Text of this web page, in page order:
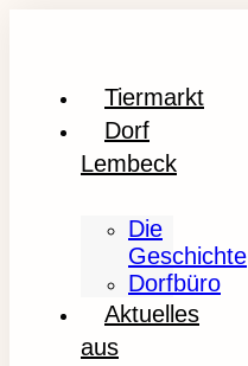
Tiermarkt
Dorf
Lembeck
Die
Geschichte
Dorfbüro
Aktuelles
aus